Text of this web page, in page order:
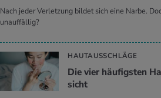
Nach jeder Verletzung bildet sich eine Narbe.
unauffällig?
HAUTAUSSCHLÄGE
Die vier häu­figs­ten
sicht